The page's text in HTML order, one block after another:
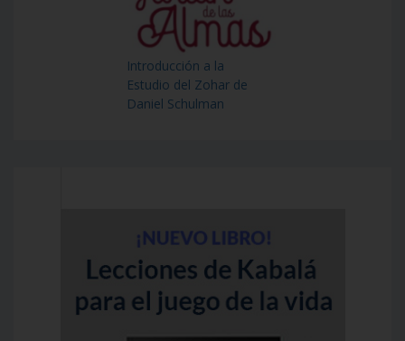
Introducción a la
Estudio del Zohar de
Daniel Schulman